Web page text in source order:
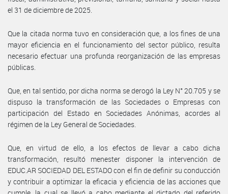
el 31 de diciembre de 2025.
Que la citada norma tuvo en consideración que, a los fines de una
mayor eficiencia en el funcionamiento del sector público, resulta
necesario efectuar una profunda reorganización de las empresas
públicas.
Que, en tal sentido, por dicha norma se derogó la Ley N° 20.705 y se
dispuso la transformación de las Sociedades o Empresas con
participación del Estado en Sociedades Anónimas, acordes al
régimen de la Ley General de Sociedades.
Que, en virtud de ello, a los efectos de llevar a cabo dicha
transformación, resultó menester disponer la intervención de
EDUC.AR SOCIEDAD DEL ESTADO con el fin de definir su conducción
y contribuir a optimizar la eficacia y eficiencia de las acciones que